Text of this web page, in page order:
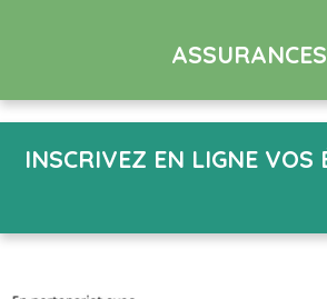
ASSURANCES
INSCRIVEZ EN LIGNE VOS